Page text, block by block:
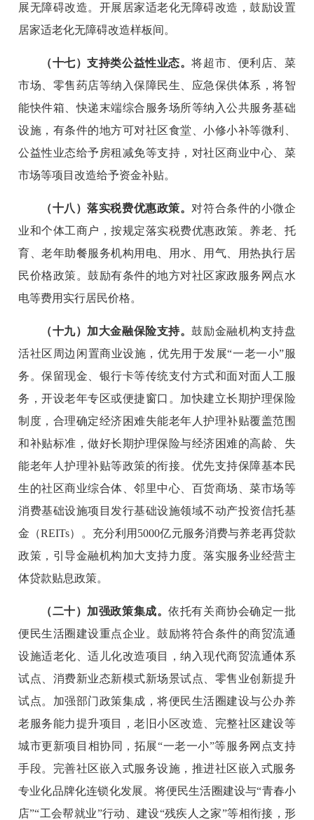
展无障碍改造。开展居家适老化无障碍改造，鼓励设置
居家适老化无障碍改造样板间。
（十七）支持类公益性业态。将超市、便利店、菜
市场、零售药店等纳入保障民生、应急保供体系，将智
能快件箱、快递末端综合服务场所等纳入公共服务基础
设施，有条件的地方可对社区食堂、小修小补等微利、
公益性业态给予房租减免等支持，对社区商业中心、菜
市场等项目改造给予资金补贴。
（十八）落实税费优惠政策。 对符合条件的小微企
业和个体工商户，按规定落实税费优惠政策。养老、托
育、老年助餐服务机构用电、用水、用气、用热执行居
民价格政策。鼓励有条件的地方对社区家政服务网点水
电等费用实行居民价格。
（十九）加大金融保险支持。鼓励金融机构支持盘
活社区周边闲置商业设施，优先用于发展“一老一小”服
务。保留现金、银行卡等传统支付方式和面对面人工服
务，开设老年专区或便捷窗口。加快建立长期护理保险
制度，合理确定经济困难失能老年人护理补贴覆盖范围
和补贴标准，做好长期护理保险与经济困难的高龄、失
能老年人护理补贴等政策的衔接。优先支持保障基本民
生的社区商业综合体、邻里中心、百货商场、菜市场等
消费基础设施项目发行基础设施领域不动产投资信托基
金（REITs）。充分利用5000亿元服务消费与养老再贷款
政策，引导金融机构加大支持力度。落实服务业经营主
体贷款贴息政策。
（二十）加强政策集成。依托有关商协会确定一批
便民生活圈建设重点企业。鼓励将符合条件的商贸流通
设施适老化、适儿化改造项目，纳入现代商贸流通体系
试点、消费新业态新模式新场景试点、零售业创新提升
试点。加强部门政策集成，将便民生活圈建设与公办养
老服务能力提升项目，老旧小区改造、完整社区建设等
城市更新项目相协同，拓展“一老一小”等服务网点支持
手段。完善社区嵌入式服务设施，推进社区嵌入式服务
专业化品牌化连锁化发展。将便民生活圈建设与“青春小
店”“工会帮就业”行动、建设“残疾人之家”等相衔接，形